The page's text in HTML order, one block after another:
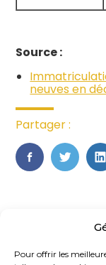
Pour offrir les
Source :
neuves en
Partager :
FaceBook